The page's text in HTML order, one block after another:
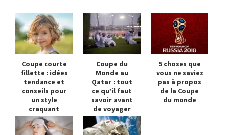
Coupe courte
fillette : idées
tendance et
conseils pour
un style
craquant
Coupe du
Monde au
Qatar : tout
ce qu’il faut
savoir avant
de voyager
5 choses que
vous ne saviez
pas à propos
de la Coupe
du monde